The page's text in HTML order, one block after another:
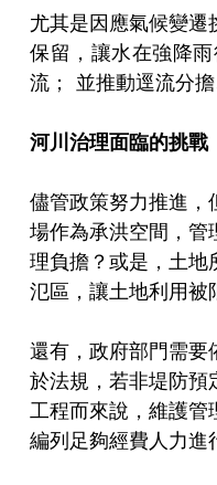
尤其是因應氣候變
保留，讓水在強降
流； 並推動逕流分
河川治理面臨的挑戰
儘管政策努力推進
場作為承洪空間，
理負擔？或是，土
氾區，讓土地利用被
還有，政府部門需
於法規，若非堤防
工程而來說，維護
編列足夠經費人力進